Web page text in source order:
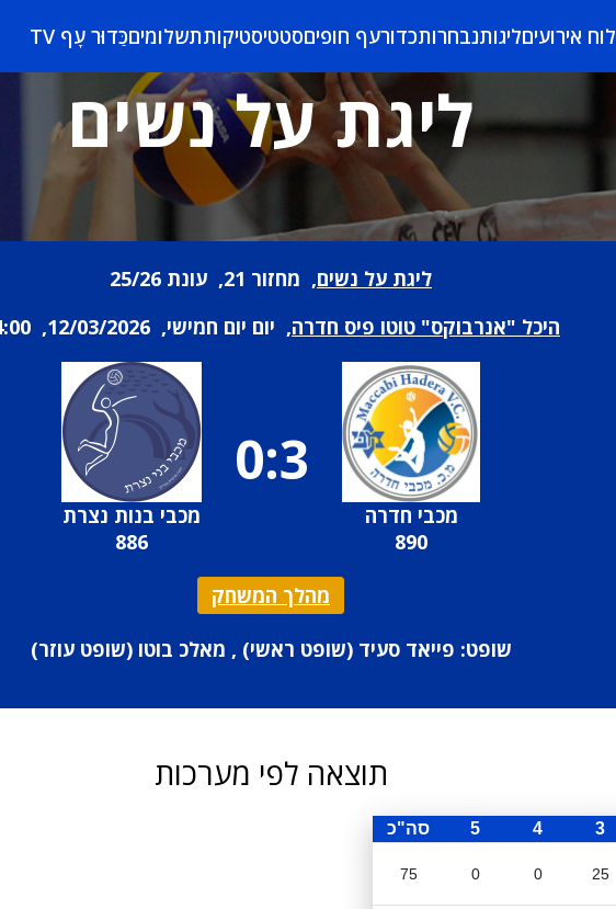
לוח אירועיםליגותנבחרותכדורעף חופיםסטטיסטיקותתשלומיםכַּדוּר עָף TV
ליגת על נשים
ליגת על נשים, מחזור 21, עונת 25/26
היכל "אנרבוקס" טוטו פיס חדרה, יום יום חמישי, 12/03/2026, 14:00
מכבי חדרה
890
0:3
מכבי בנות נצרת
886
מהלך המשחק
שופט: פייאד סעיד (שופט ראשי) , מאלכ בוטו (שופט עוזר)
תוצאה לפי מערכות
3
4
5 סה"כ
25
0
0
75